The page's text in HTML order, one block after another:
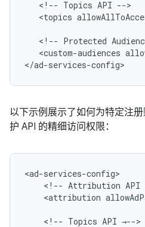
<!-- Topics API
<topics
<!-- Protected
<custom-audiences
以下示例展示了如何为特定注
护 API 的精细访问权限：
<!-- Attribution API
<attribution
<!-- Topics API